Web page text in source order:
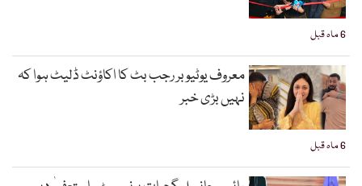
6 ماہ قبل
6 ماہ قبل
معروف یوٹیوبر رجب بٹ کا اکاؤنٹ ڈلیٹ ہوا کہ
نہیں بڑی خبر